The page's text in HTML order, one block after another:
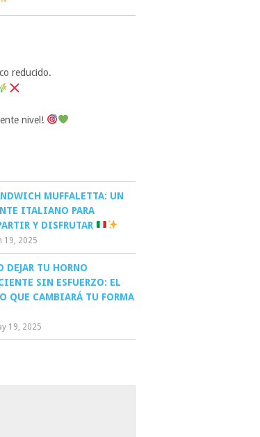
reducido.
nivel!
MUFFALETTA: UN
ITALIANO PARA
Y DISFRUTAR
19, 2025
DEJAR TU HORNO
SIN ESFUERZO: EL
QUE CAMBIARÁ TU FORMA
19, 2025